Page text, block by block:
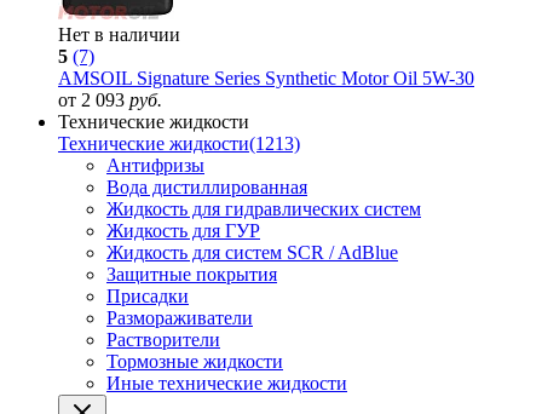
Нет в наличии
5 (7)
AMSOIL Signature Series Synthetic Motor Oil 5W-30
от 2 093 руб.
Технические жидкости
Технические жидкости(1213)
Антифризы
Вода дистиллированная
Жидкость для гидравлических систем
Жидкость для ГУР
Жидкость для систем SCR / AdBlue
Защитные покрытия
Присадки
Размораживатели
Растворители
Тормозные жидкости
Иные технические жидкости